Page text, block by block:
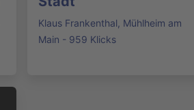
Klaus Frankenthal, Mühlheim am
Main - 959 Klicks